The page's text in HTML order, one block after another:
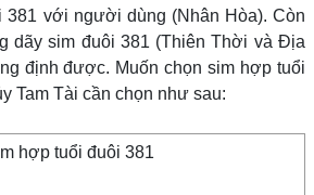
381 với người dùng (Nhân Hòa). Còn
dãy sim đuôi 381 (Thiên Thời và Địa
định được. Muốn chọn sim hợp tuổi
Tam Tài cần chọn như sau:
hợp tuổi đuôi 381